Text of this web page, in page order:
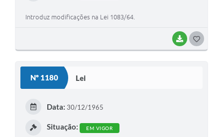
BAIXAR
Introduz modificações na Lei 1083/64.
Nº 1180 Lei
Data: 30/12/1965
Situação: EM VIGOR